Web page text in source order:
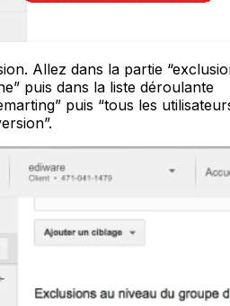
Allez dans la partie
puis dans la liste déroulante
puis “tous les